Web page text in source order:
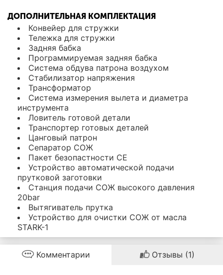
ДОПОЛНИТЕЛЬНАЯ КОМПЛЕКТАЦИЯ
Конвейер для стружки
Тележка для стружки
Задняя бабка
Программируемая задняя бабка
Система обдува патрона воздухом
Стабилизатор напряжения
Трансформатор
Система измерения вылета и диаметра
инструмента
Ловитель готовой детали
Транспортер готовых деталей
Цанговый патрон
Сепаратор СОЖ
Пакет безопастности СЕ
Устройство автоматической подачи
прутковой заготовки
Станция подачи СОЖ высокого давления
20bar
Вытягиватель прутка
Устройство для очистки СОЖ от масла
STARK-1
Комментарии Отзывы (1)